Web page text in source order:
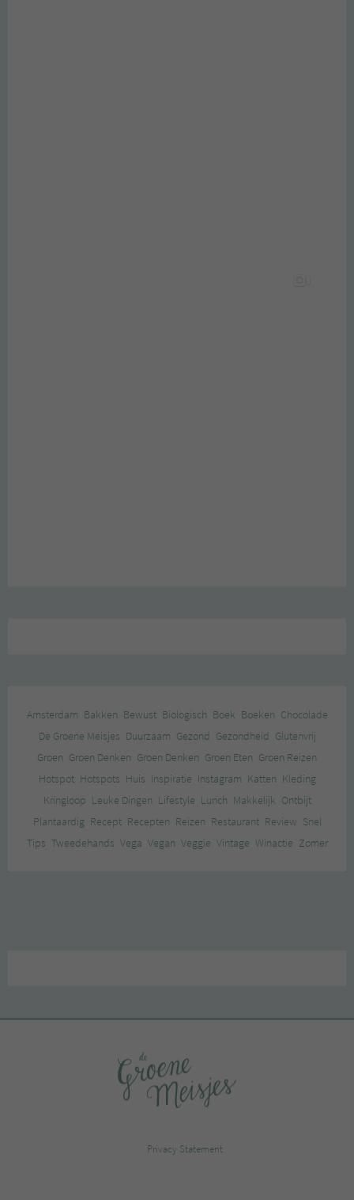
Amsterdam Bakken Bewust Biologisch Boek Boeken Chocolade
De Groene Meisjes Duurzaam Gezond Gezondheid Glutenvrij
Groen Groen Denken Groen Denken Groen Eten Groen Reizen
Hotspot Hotspots Huis Inspiratie Instagram Katten Kleding
Kringloop Leuke Dingen Lifestyle Lunch Makkelijk Ontbijt
Plantaardig Recept Recepten Reizen Restaurant Review Snel
Tips Tweedehands Vega Vegan Veggie Vintage Winactie Zomer
Privacy Statement